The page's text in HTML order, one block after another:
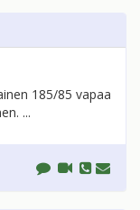
185/85 vapaa
...